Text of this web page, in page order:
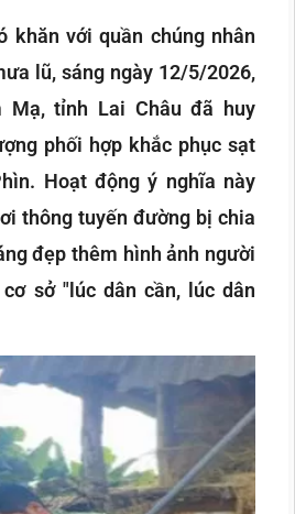
khăn với quần chúng nhân
lũ, sáng ngày 12/5/2026,
Mạ, tỉnh Lai Châu đã huy
phối hợp khắc phục sạt
Hoạt động ý nghĩa này
thông tuyến đường bị chia
đẹp thêm hình ảnh người
sở "lúc dân cần, lúc dân